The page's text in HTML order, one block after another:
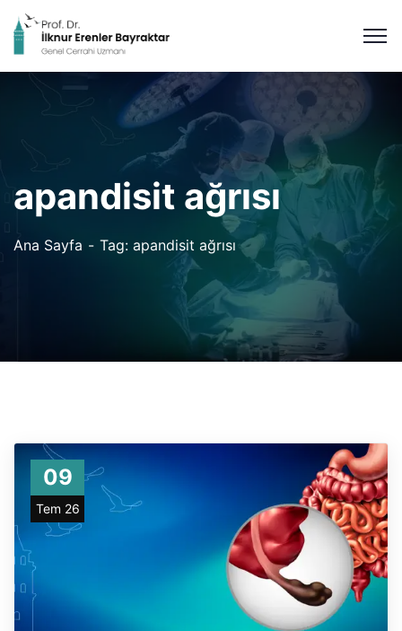
apandisit ağrısı
Ana Sayfa Tag: apandisit ağrısı
09
Tem 26